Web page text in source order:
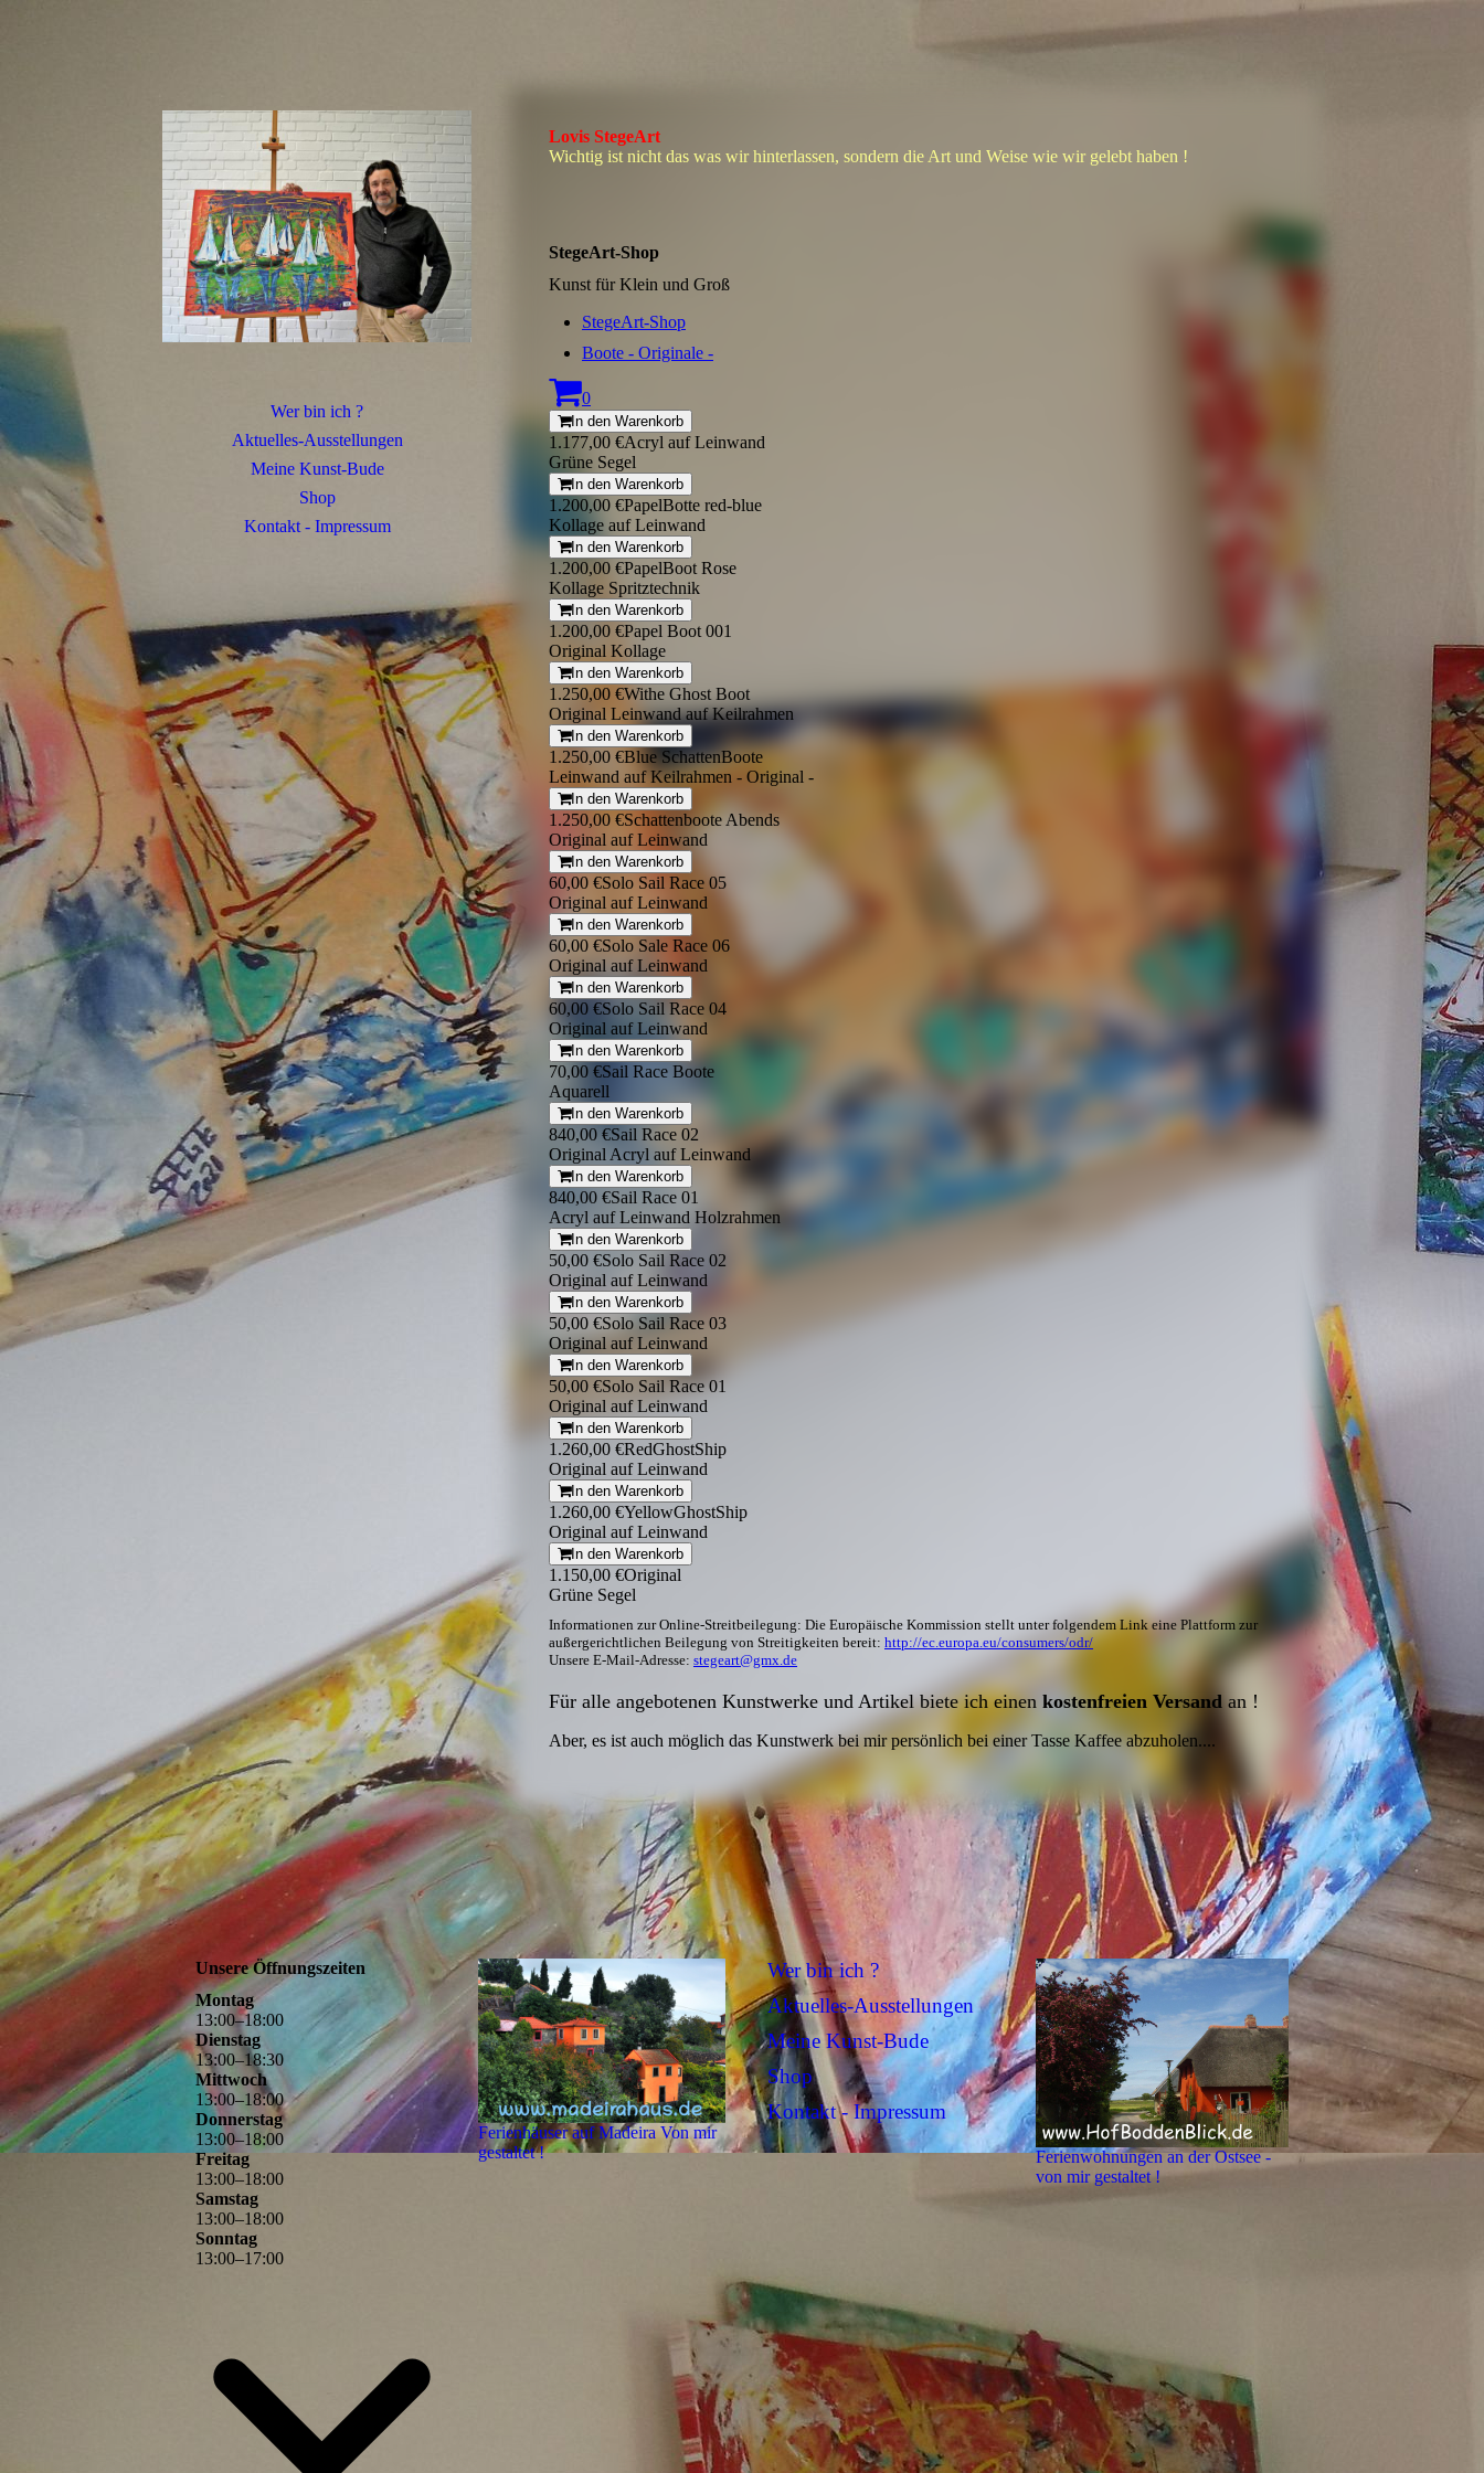
Wer bin ich ?
Aktuelles-Ausstellungen
Meine Kunst-Bude
Shop
Kontakt - Impressum
Lovis StegeArt
Wichtig ist nicht das was wir hinterlassen, sondern die Art und Weise wie wir gelebt haben !
StegeArt-Shop
Kunst für Klein und Groß
StegeArt-Shop
Boote - Originale -
0
In den Warenkorb
1.177,00 €Acryl auf Leinwand
Grüne Segel
In den Warenkorb
1.200,00 €PapelBotte red-blue
Kollage auf Leinwand
In den Warenkorb
1.200,00 €PapelBoot Rose
Kollage Spritztechnik
In den Warenkorb
1.200,00 €Papel Boot 001
Original Kollage
In den Warenkorb
1.250,00 €Withe Ghost Boot
Original Leinwand auf Keilrahmen
In den Warenkorb
1.250,00 €Blue SchattenBoote
Leinwand auf Keilrahmen - Original -
In den Warenkorb
1.250,00 €Schattenboote Abends
Original auf Leinwand
In den Warenkorb
60,00 €Solo Sail Race 05
Original auf Leinwand
In den Warenkorb
60,00 €Solo Sale Race 06
Original auf Leinwand
In den Warenkorb
60,00 €Solo Sail Race 04
Original auf Leinwand
In den Warenkorb
70,00 €Sail Race Boote
Aquarell
In den Warenkorb
840,00 €Sail Race 02
Original Acryl auf Leinwand
In den Warenkorb
840,00 €Sail Race 01
Acryl auf Leinwand Holzrahmen
In den Warenkorb
50,00 €Solo Sail Race 02
Original auf Leinwand
In den Warenkorb
50,00 €Solo Sail Race 03
Original auf Leinwand
In den Warenkorb
50,00 €Solo Sail Race 01
Original auf Leinwand
In den Warenkorb
1.260,00 €RedGhostShip
Original auf Leinwand
In den Warenkorb
1.260,00 €YellowGhostShip
Original auf Leinwand
In den Warenkorb
1.150,00 €Original
Grüne Segel
Informationen zur Online-Streitbeilegung: Die Europäische Kommission stellt unter folgendem Link eine Plattform zur
außergerichtlichen Beilegung von Streitigkeiten bereit: http://ec.europa.eu/consumers/odr/
Unsere E-Mail-Adresse: stegeart@gmx.de
Für alle angebotenen Kunstwerke und Artikel biete ich einen kostenfreien Versand an !
Aber, es ist auch möglich das Kunstwerk bei mir persönlich bei einer Tasse Kaffee abzuholen....
Unsere Öffnungszeiten
Montag
13:00–18:00
Dienstag
13:00–18:30
Mittwoch
13:00–18:00
Donnerstag
13:00–18:00
Freitag
13:00–18:00
Samstag
13:00–18:00
Sonntag
13:00–17:00
Ferienhäuser auf Madeira Von mir
gestaltet !
Wer bin ich ?
Aktuelles-Ausstellungen
Meine Kunst-Bude
Shop
Kontakt - Impressum
Ferienwohnungen an der Ostsee -
von mir gestaltet !